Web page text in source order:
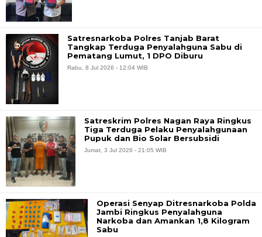
Satresnarkoba Polres Tanjab Barat
Tangkap Terduga Penyalahguna Sabu di
Pematang Lumut, 1 DPO Diburu
Rabu, 8 Jul 2026 - 12:04 WIB
Satreskrim Polres Nagan Raya Ringkus
Tiga Terduga Pelaku Penyalahgunaan
Pupuk dan Bio Solar Bersubsidi
Jumat, 3 Jul 2026 - 21:05 WIB
Operasi Senyap Ditresnarkoba Polda
Jambi Ringkus Penyalahguna
Narkoba dan Amankan 1,8 Kilogram
Sabu